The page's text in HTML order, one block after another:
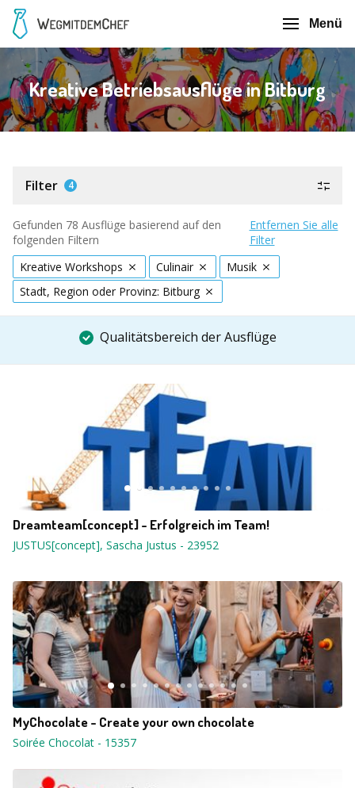
Menü
Kreative Betriebsausflüge in Bitburg
Filter 4
Gefunden 78 Ausflüge basierend auf den
folgenden Filtern
Entfernen Sie alle
Filter
Kreative Workshops
Culinair
Musik
Stadt, Region oder Provinz: Bitburg
Qualitätsbereich der Ausflüge
Dreamteam[concept] - Erfolgreich im Team!
JUSTUS[concept], Sascha Justus - 23952
MyChocolate - Create your own chocolate
Soirée Chocolat - 15357